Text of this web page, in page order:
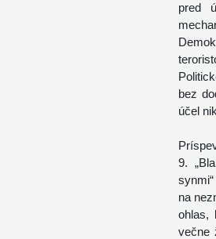
pred
bez
účel
9.
synmi“
na
ohlas,
večne